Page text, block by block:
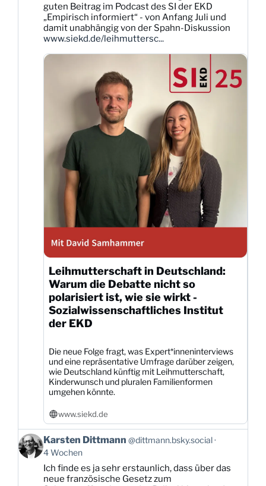
Bluesky
ansehen
guten Beitrag im Podcast des SI der EKD
„Empirisch informiert“ - von Anfang Juli und
damit unabhängig von der Spahn-Diskussion
www.siekd.de/leihmuttersc...
Leihmutterschaft in Deutschland:
Warum die Debatte nicht so
polarisiert ist, wie sie wirkt -
Sozialwissenschaftliches Institut
der EKD
Die neue Folge fragt, was Expert*inneninterviews
und eine repräsentative Umfrage darüber zeigen,
wie Deutschland künftig mit Leihmutterschaft,
Kinderwunsch und pluralen Familienformen
umgehen könnte.
www.siekd.de
Beitrag
von
Karsten
Dittmann
Karsten Dittmann @dittmann.bsky.social
4 Wochen
Ich finde es ja sehr erstaunlich, dass über das
neue französische Gesetz zum